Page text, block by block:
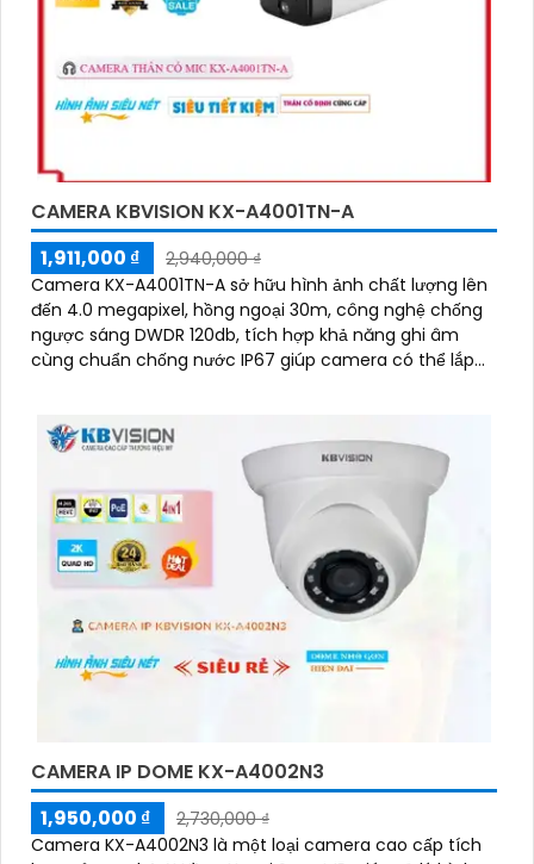
CAMERA KBVISION KX-A4001TN-A
1,911,000 ₫
2,940,000 ₫
Camera KX-A4001TN-A sở hữu hình ảnh chất lượng lên
đến 4.0 megapixel, hồng ngoại 30m, công nghệ chống
ngược sáng DWDR 120db, tích hợp khả năng ghi âm
cùng chuẩn chống nước IP67 giúp camera có thể lắp
CAMERA IP DOME KX-A4002N3
1,950,000 ₫
2,730,000 ₫
Camera KX-A4002N3 là một loại camera cao cấp tích